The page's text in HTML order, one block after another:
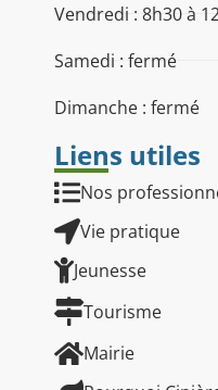
Vendredi : 8h30 à
Samedi : fermé
Dimanche : fermé
Liens utiles
Nos
Vie pratique
Jeunesse
Tourisme
Mairie